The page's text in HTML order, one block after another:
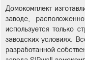
Домокомплект
заводе,
используется только
заводских условиях.
разработанной